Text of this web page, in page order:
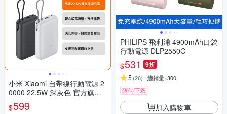
小米 Xiaomi 自帶線行動電源 2
0000 22.5W 深灰色 官方旗艦
館
$599
PHILIPS 飛利浦 4900mAh口袋
行動電源 DLP2550C
$531 9折
5 (26) 總銷量>300
限時下殺
加入購物車